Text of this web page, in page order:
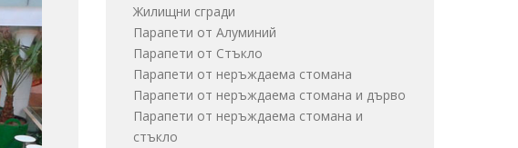
Жилищни сгради
Парапети от Алуминий
Парапети от Стъкло
Парапети от неръждаема стомана
Парапети от неръждаема стомана и дърво
Парапети от неръждаема стомана и
стъкло